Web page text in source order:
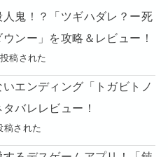
鬼！？「ツギハダレ？ー死
ンー」を攻略＆レビュー！
稿された
エンディング「トガビトノ
バレレビュー！
稿された